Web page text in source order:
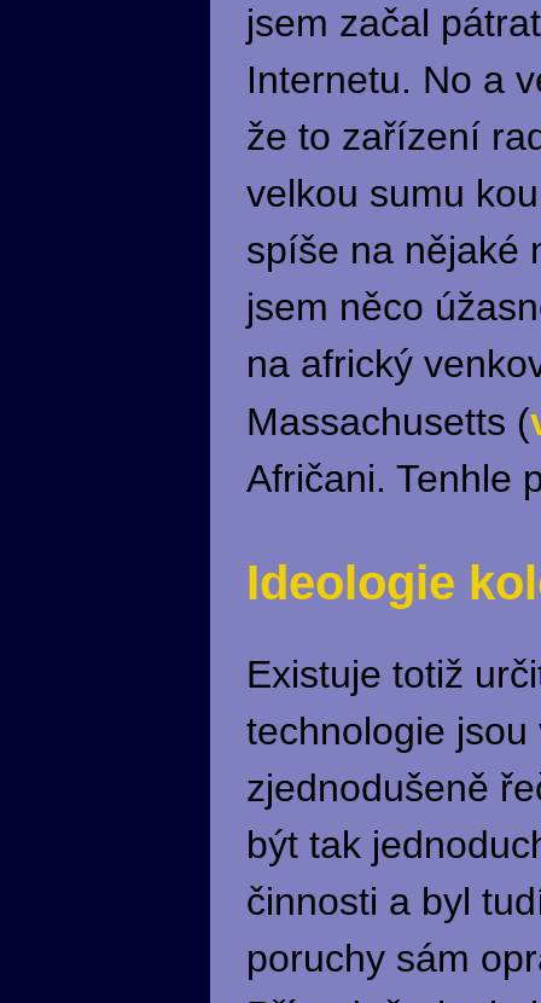
jsem začal
Internetu. No a
že to zařízení
velkou sumu
spíše na nějaké
jsem něco
na africký
Massachusetts (
Afričani. Tenhle
Ideologie
Existuje totiž
technologie jsou
zjednodušeně
být tak
činnosti a byl
poruchy sám